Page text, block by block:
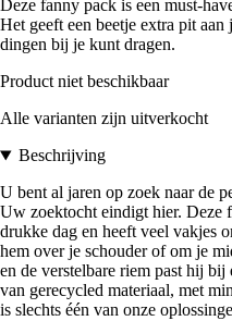
Deze fanny pack is een must-
Het geeft een beetje extra pit
dingen bij je kunt dragen.
Product niet beschikbaar
Alle varianten zijn uitverkocht
Beschrijving
U bent al jaren op zoek naar de
Uw zoektocht eindigt hier. Deze
drukke dag en heeft veel vakjes
hem over je schouder of om je
en de verstelbare riem past hij
van gerecycled materiaal, met
is slechts één van onze